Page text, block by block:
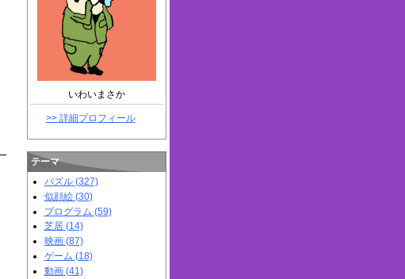
いわいまさか
>> 詳細プロフィール
テーマ
パズル (327)
似顔絵 (30)
プログラム (59)
芝居 (14)
映画 (87)
ゲーム (18)
動画 (41)